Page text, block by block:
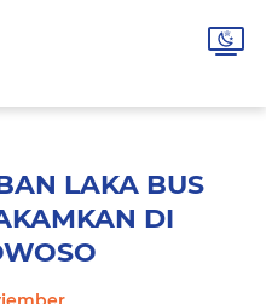
LAKA BUS
DI